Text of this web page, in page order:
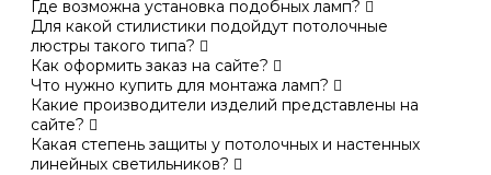
Где возможна установка подобных ламп?
Для какой стилистики подойдут потолочные
люстры такого типа?
Как оформить заказ на сайте?
Что нужно купить для монтажа ламп?
Какие производители изделий представлены на
сайте?
Какая степень защиты у потолочных и настенных
линейных светильников?